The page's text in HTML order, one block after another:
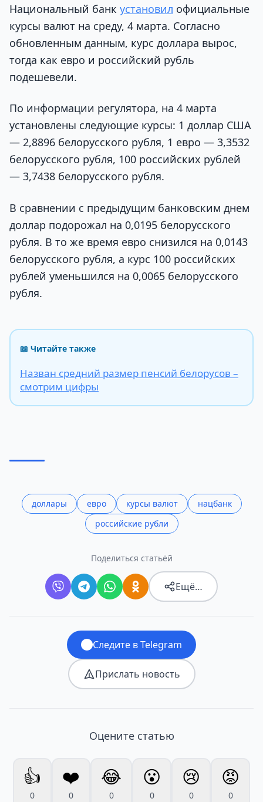
Национальный банк установил официальные
курсы валют на среду, 4 марта. Согласно
обновленным данным, курс доллара вырос,
тогда как евро и российский рубль
подешевели.
По информации регулятора, на 4 марта
установлены следующие курсы: 1 доллар США
— 2,8896 белорусского рубля, 1 евро — 3,3532
белорусского рубля, 100 российских рублей
— 3,7438 белорусского рубля.
В сравнении с предыдущим банковским днем
доллар подорожал на 0,0195 белорусского
рубля. В то же время евро снизился на 0,0143
белорусского рубля, а курс 100 российских
рублей уменьшился на 0,0065 белорусского
рубля.
📖 Читайте также
Назван средний размер пенсий белорусов –
смотрим цифры
доллары евро курсы валют
нацбанк
российские рубли
Поделиться статьёй
Ещё…
Следите в Telegram
Прислать новость
Оцените статью
👍
0
❤️
0
😂
0
😮
0
😢
0
😡
0